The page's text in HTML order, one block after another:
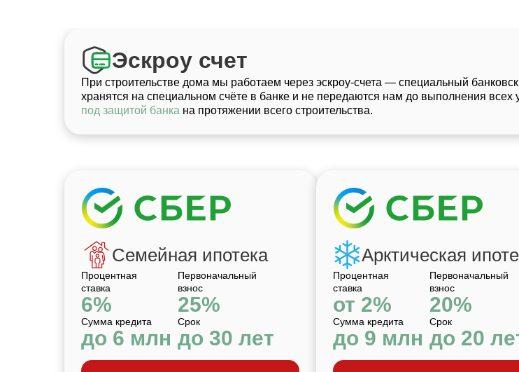
Семейная ипотека
Процентная
ставка
6%
Первоначальный
взнос
25%
Сумма кредита
до 6 млн
Срок
до 30 лет
Арктическая
Процентная
ставка
от 2%
Первоначальный
взнос
20%
Сумма кредита
до 9 млн
Срок
до 20
Эскроу счет
При строительстве дома мы работаем через эскроу-счета — специальный
хранятся на специальном счёте в банке и не передаются нам до выполнения всех
под защитой банка на протяжении всего строительства.